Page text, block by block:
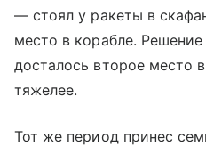
— стоял у ракеты в
место в корабле.
досталось второе место
тяжелее.
Тот же период принес